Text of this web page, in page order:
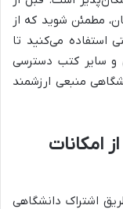
مطمئن شوید که از
استفاده می‌کنید تا
و سایر کتب دسترسی
منبعی ارزشمند
امکانات
اشتراک دانشگاهی